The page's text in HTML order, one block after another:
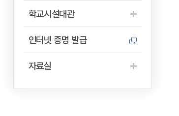
학교시설대관
인터넷 증명 발급
자료실